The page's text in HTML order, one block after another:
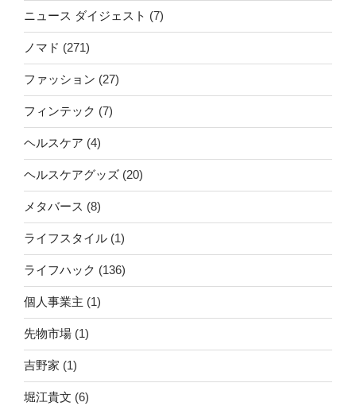
ニュース ダイジェスト (7)
ノマド (271)
ファッション (27)
フィンテック (7)
ヘルスケア (4)
ヘルスケアグッズ (20)
メタバース (8)
ライフスタイル (1)
ライフハック (136)
個人事業主 (1)
先物市場 (1)
吉野家 (1)
堀江貴文 (6)